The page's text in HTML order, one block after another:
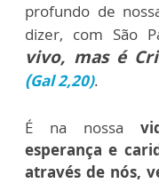
profundo de
dizer, com São
vivo, mas é
(Gal 2,20).
É na nossa
esperança e
através de nós,